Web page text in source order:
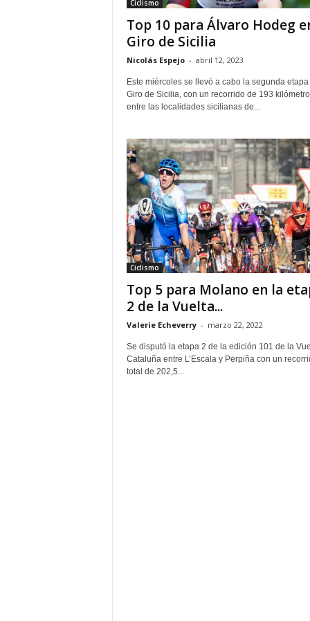
Ciclismo
Top 10 para Álvaro Hodeg
Giro de Sicilia
Nicolás Espejo - abril 12, 2023
Este miércoles se llevó a cabo la segunda etapa
Giro de Sicilia, con un recorrido de 193
entre las localidades sicilianas de...
Ciclismo
Top 5 para Molano en la
2 de la Vuelta...
Valerie Echeverry - marzo 22, 2022
Se disputó la etapa 2 de la edición 101 de la
Cataluña entre L’Escala y Perpiña con un
total de 202,5...